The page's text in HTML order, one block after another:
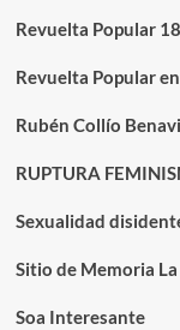
Revuelta Popular
Revuelta Popular
Rubén Collío
RUPTURA
Sexualidad
Sitio de Memoria
Soa Interesante